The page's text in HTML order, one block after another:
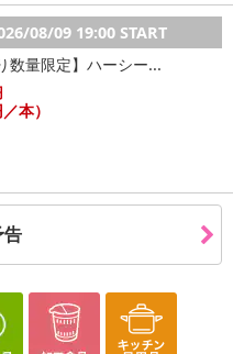
飯釜の目盛り通りに水を加
で雑穀米を加え、雑穀米と
けます）
てください）
間から4時間程度浸水させた
ります。
08/09 19:00 START
数量限定】ハーシー...
本）
告